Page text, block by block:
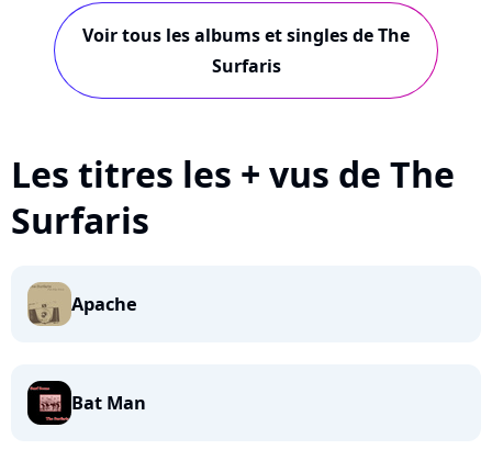
Voir tous les albums et singles de The
Surfaris
Les titres les + vus de The
Surfaris
Apache
Bat Man